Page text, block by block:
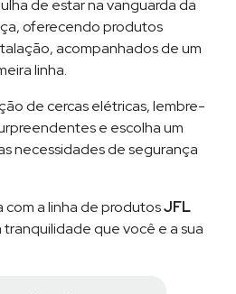
de estar na vanguarda da
oferecendo produtos
acompanhados de um
linha.
de cercas elétricas, lembre-
e escolha um
necessidades de segurança
com a linha de produtosJFL
que você e a sua